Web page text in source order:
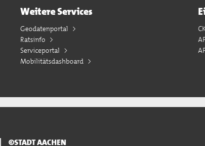
Weitere Services
Geodatenportal
Ratsinfo
Serviceportal
Mobilitätsdashboard
©STADT AACHEN